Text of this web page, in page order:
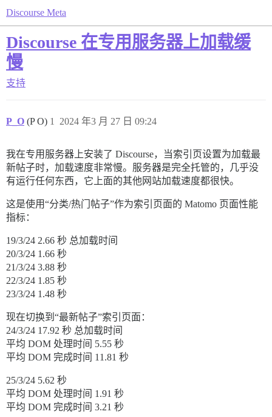
Discourse Meta
Discourse 在专用服务器上加载缓
慢
支持
P_O (P O) 2024 年3 月 27 日 09:24
1
我在专用服务器上安装了 Discourse，当索引页设置为加载最
新帖子时，加载速度非常慢。服务器是完全托管的，几乎没
有运行任何东西，它上面的其他网站加载速度都很快。
这是使用“分类/热门帖子”作为索引页面的 Matomo 页面性能
指标：
19/3/24 2.66 秒 总加载时间
20/3/24 1.66 秒
21/3/24 3.88 秒
22/3/24 1.85 秒
23/3/24 1.48 秒
现在切换到“最新帖子”索引页面：
24/3/24 17.92 秒 总加载时间
平均 DOM 处理时间 5.55 秒
平均 DOM 完成时间 11.81 秒
25/3/24 5.62 秒
平均 DOM 处理时间 1.91 秒
平均 DOM 完成时间 3.21 秒